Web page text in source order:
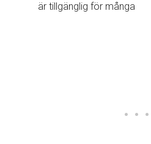
är tillgänglig för många